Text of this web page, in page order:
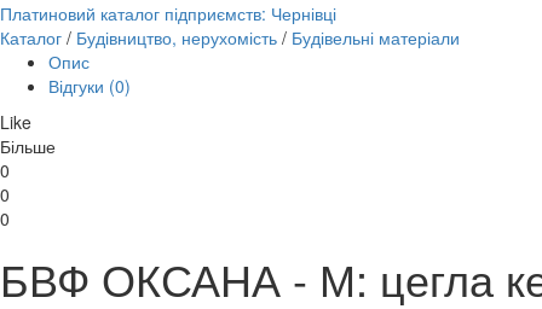
Платиновий каталог підприємств: Чернівці
Каталог / Будівництво, нерухомість / Будівельні матеріали
Опис
Відгуки (0)
Like
Більше
0
0
0
БВФ ОКСАНА - М: цегла